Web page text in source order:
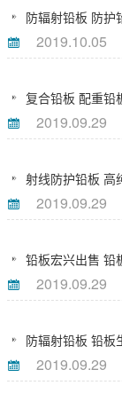
防辐射铅板 防护
2019.10.05
复合铅板 配重铅
2019.09.29
射线防护铅板 高
2019.09.29
铅板宏兴出售 铅
2019.09.29
防辐射铅板 铅板
2019.09.29